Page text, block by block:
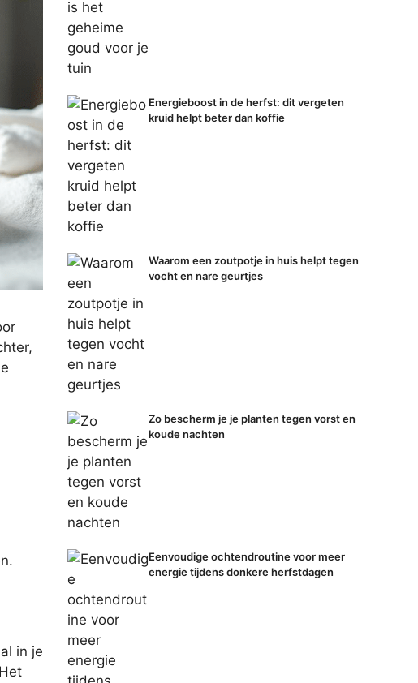
in je
Energieboost in de herfst: dit vergeten
kruid helpt beter dan koffie
Waarom een zoutpotje in huis helpt tegen
vocht en nare geurtjes
Zo bescherm je je planten tegen vorst en
koude nachten
Eenvoudige ochtendroutine voor meer
energie tijdens donkere herfstdagen